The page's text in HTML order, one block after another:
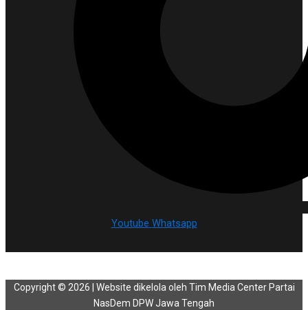
Youtube Whatsapp
Copyright © 2026 | Website dikelola oleh Tim Media Center Partai
NasDem DPW Jawa Tengah